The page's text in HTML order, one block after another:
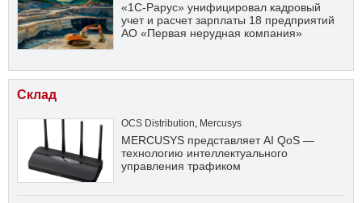
«1С-Рарус» унифицировал кадровый
учет и расчет зарплаты 18 предприятий
АО «Первая нерудная компания»
Склад
OCS Distribution, Mercusys
MERCUSYS представляет AI QoS —
технологию интеллектуального
управления трафиком